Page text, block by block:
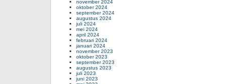
november 2024
oktober 2024
september 2024
augustus 2024
juli 2024
mei 2024
april 2024
februari 2024
januari 2024
november 2023
oktober 2023
september 2023
augustus 2023
juli 2023
juni 2023